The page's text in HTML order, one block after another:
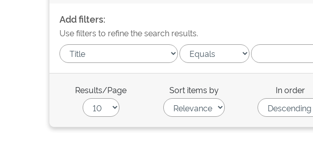
Add filters:
Use filters to refine the search results.
Results/Page Sort items by In order